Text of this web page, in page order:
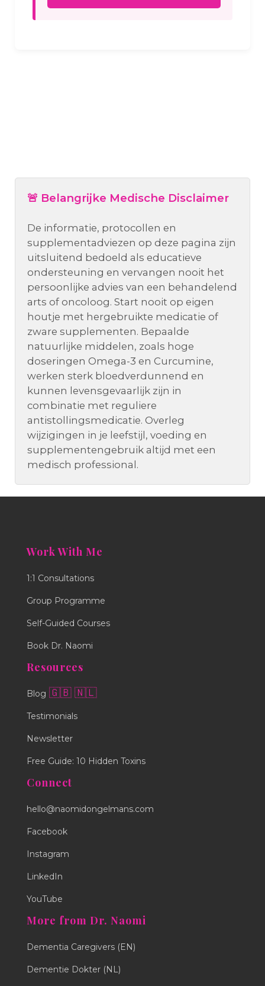
🚨 Belangrijke Medische Disclaimer
De informatie, protocollen en
supplementadviezen op deze pagina zijn
uitsluitend bedoeld als educatieve
ondersteuning en vervangen nooit het
persoonlijke advies van een behandelend
arts of oncoloog. Start nooit op eigen
houtje met hergebruikte medicatie of
zware supplementen. Bepaalde
natuurlijke middelen, zoals hoge
doseringen Omega-3 en Curcumine,
werken sterk bloedverdunnend en
kunnen levensgevaarlijk zijn in
combinatie met reguliere
antistollingsmedicatie. Overleg
wijzigingen in je leefstijl, voeding en
supplementengebruik altijd met een
medisch professional.
Work With Me
1:1 Consultations
Group Programme
Self-Guided Courses
Book Dr. Naomi
Resources
Blog 🇬🇧 🇳🇱
Testimonials
Newsletter
Free Guide: 10 Hidden Toxins
Connect
hello@naomidongelmans.com
Facebook
Instagram
LinkedIn
YouTube
More from Dr. Naomi
Dementia Caregivers (EN)
Dementie Dokter (NL)